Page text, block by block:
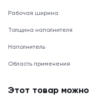
Рабочая ширина:
Толщина наполнителя
Наполнитель
Область применения
Этот товар